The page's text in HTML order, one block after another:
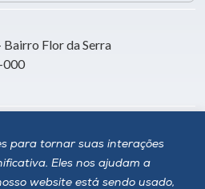
para tornar suas interações
Eles nos ajudam a
website está sendo usado,
Bairro Flor da Serra
000